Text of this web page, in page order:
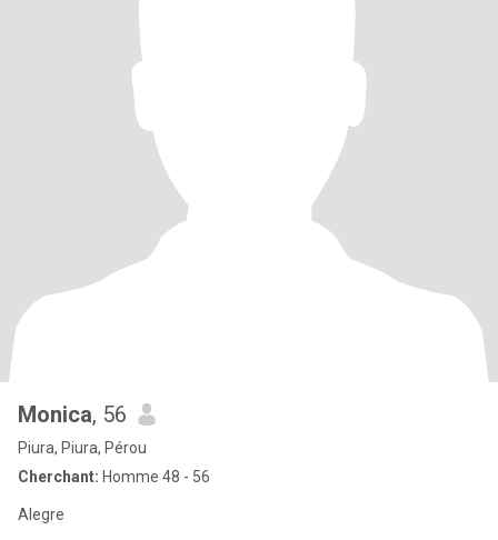
Monica, 56
Piura, Piura, Pérou
Cherchant: Homme 48 - 56
Alegre